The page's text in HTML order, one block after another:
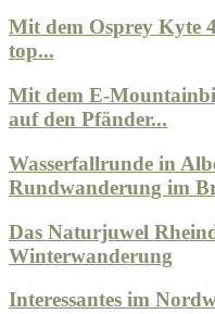
Mit dem Osprey Kyte
top...
Mit dem E-
auf den Pfänder...
Wasserfallrunde in
Rundwanderung im
Das Naturjuwel
Winterwanderung
Interessantes im